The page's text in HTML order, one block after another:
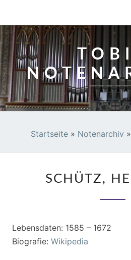
Startseite» Notenarchiv »
SCHÜTZ,
Lebensdaten: 1585 – 1672
Biografie: Wikipedia